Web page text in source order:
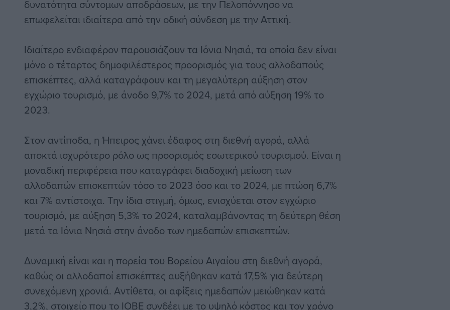
δυνατότητα σύντομων αποδράσεων, με την Πελοπόννησο να
επωφελείται ιδιαίτερα από την οδική σύνδεση με την Αττική.
Ιδιαίτερο ενδιαφέρον παρουσιάζουν τα Ιόνια Νησιά, τα οποία δεν είναι
μόνο ο τέταρτος δημοφιλέστερος προορισμός για τους αλλοδαπούς
επισκέπτες, αλλά καταγράφουν και τη μεγαλύτερη αύξηση στον
εγχώριο τουρισμό, με άνοδο 9,7% το 2024, μετά από αύξηση 19% το
2023.
Στον αντίποδα, η Ήπειρος χάνει έδαφος στη διεθνή αγορά, αλλά
αποκτά ισχυρότερο ρόλο ως προορισμός εσωτερικού τουρισμού. Είναι η
μοναδική περιφέρεια που καταγράφει διαδοχική μείωση των
αλλοδαπών επισκεπτών τόσο το 2023 όσο και το 2024, με πτώση 6,7%
και 7% αντίστοιχα. Την ίδια στιγμή, όμως, ενισχύεται στον εγχώριο
τουρισμό, με αύξηση 5,3% το 2024, καταλαμβάνοντας τη δεύτερη θέση
μετά τα Ιόνια Νησιά στην άνοδο των ημεδαπών επισκεπτών.
Δυναμική είναι και η πορεία του Βορείου Αιγαίου στη διεθνή αγορά,
καθώς οι αλλοδαποί επισκέπτες αυξήθηκαν κατά 17,5% για δεύτερη
συνεχόμενη χρονιά. Αντίθετα, οι αφίξεις ημεδαπών μειώθηκαν κατά
3,2%, στοιχείο που το ΙΟΒΕ συνδέει με το υψηλό κόστος και τον χρόνο